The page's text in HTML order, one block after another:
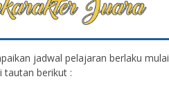
jadwal pelajaran berlaku mulai
tautan berikut :